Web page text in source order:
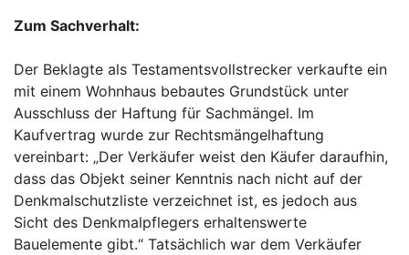
Zum Sachverhalt:
Der Beklagte als Testamentsvollstrecker verkaufte ein
mit einem Wohnhaus bebautes Grundstück unter
Ausschluss der Haftung für Sachmängel. Im
Kaufvertrag wurde zur Rechtsmängelhaftung
vereinbart: „Der Verkäufer weist den Käufer daraufhin,
dass das Objekt seiner Kenntnis nach nicht auf der
Denkmalschutzliste verzeichnet ist, es jedoch aus
Sicht des Denkmalpflegers erhaltenswerte
Bauelemente gibt.“ Tatsächlich war dem Verkäufer